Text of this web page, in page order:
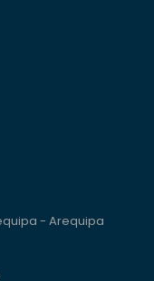
- Arequipa